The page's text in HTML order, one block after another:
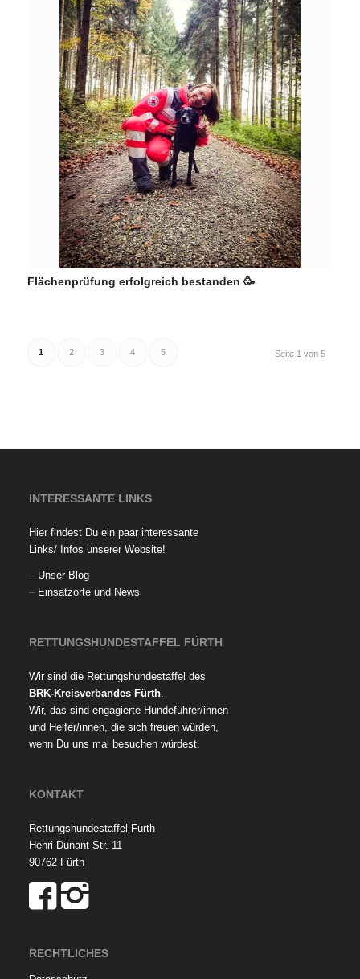
Flächenprüfung erfolgreich bestanden 🥳
Seite 1 von 5
1 2 3 4 5
INTERESSANTE LINKS
Hier findest Du ein paar interessante
Links/ Infos unserer Website!
– Unser Blog
– Einsatzorte und News
RETTUNGSHUNDESTAFFEL FÜRTH
Wir sind die Rettungshundestaffel des
BRK-Kreisverbandes Fürth.
Wir, das sind engagierte Hundeführer/innen
und Helfer/innen, die sich freuen würden,
wenn Du uns mal besuchen würdest.
KONTAKT
Rettungshundestaffel Fürth
Henri-Dunant-Str. 11
90762 Fürth
RECHTLICHES